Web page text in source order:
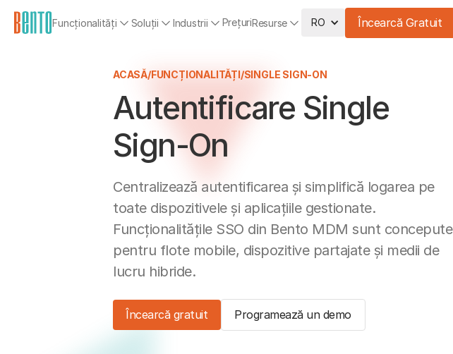
Funcționalități Soluții Industrii PrețuriResurse RO Încearcă Gratuit
ACASĂ/FUNCȚIONALITĂȚI/SINGLE SIGN-ON
Autentificare Single
Sign-On
Centralizează autentificarea și simplifică logarea pe
toate dispozitivele și aplicațiile gestionate.
Funcționalitățile SSO din Bento MDM sunt concepute
pentru flote mobile, dispozitive partajate și medii de
lucru hibride.
Încearcă gratuit Programează un demo